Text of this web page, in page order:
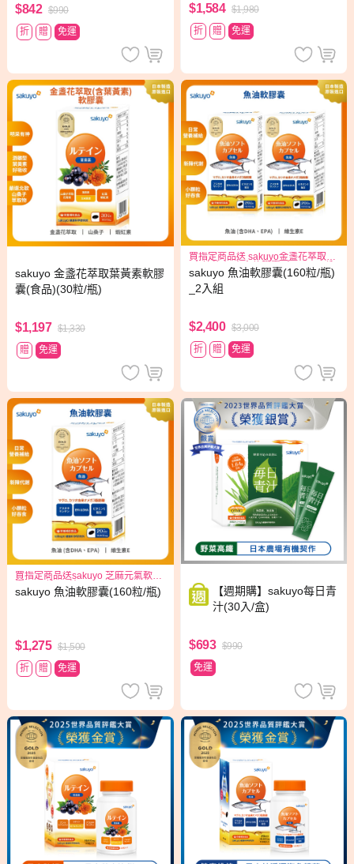
$842 $990
折
贈 免運
$1,584 $1,980
折
贈 免運
sakuyo 金盞花萃取葉黃素軟膠
囊(食品)(30粒/瓶)
$1,197 $1,330
贈
免運
買指定商品送 sakuyo金盞花萃取
(含葉黃素)素食軟膠囊(食品)三日份
sakuyo 魚油軟膠囊(160粒/瓶)
_2入組
$2,400 $3,000
折
贈 免運
買指定商品送sakuyo 芝麻元氣軟膠
囊15日份(30粒入)*1
sakuyo 魚油軟膠囊(160粒/瓶)
$1,275 $1,500
折
贈 免運
【週期購】sakuyo每日青
汁(30入/盒)
$693 $990
免運